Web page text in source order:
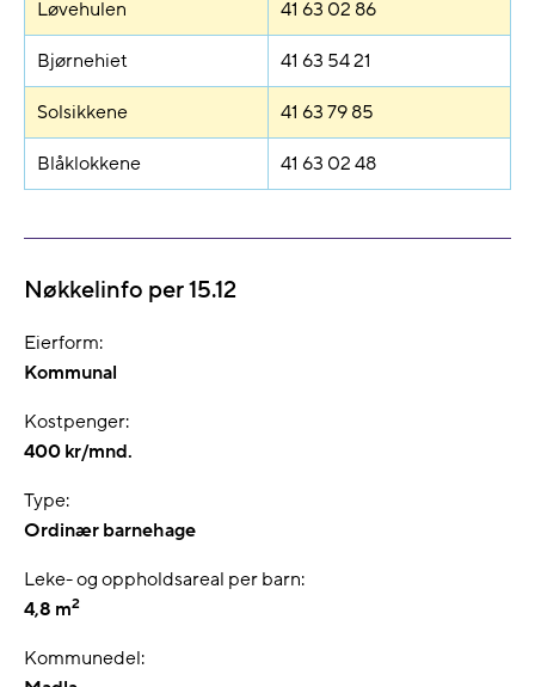
Løvehulen 41 63 02 86
Bjørnehiet 41 63 54 21
Solsikkene 41 63 79 85
Blåklokkene 41 63 02 48
Nøkkelinfo per 15.12
Eierform:
Kommunal
Kostpenger:
400 kr/mnd.
Type:
Ordinær barnehage
Leke- og oppholdsareal per barn:
4,8 m2
Kommunedel: